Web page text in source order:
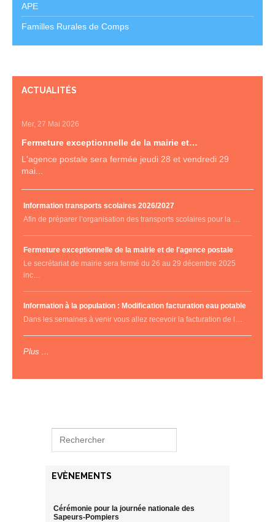
APE
Familles Rurales de Comps
ACTUALITÉS
Mer, 27 Mai 2026
Fermeture exceptionnelle de la mairie et…
L'agence postale sera fermée jeudi 28 et vendredi 29
mai...
Information transports scolaires 2026/2027
Afin de préparer l’organisation des transports scolaires pour la …
Fermeture exceptionnelle de la mairie et de l'agence postale
Le secrétariat de mairie sera fermé du 26 au 29 décembre 2025
inc…
Information à la population : Modification facturation eau potable
Dans les semaines à venir vous allez recevoir la facturation de l…
Plus ...
EVÈNEMENTS
Cérémonie pour la journée nationale des
Sapeurs-Pompiers